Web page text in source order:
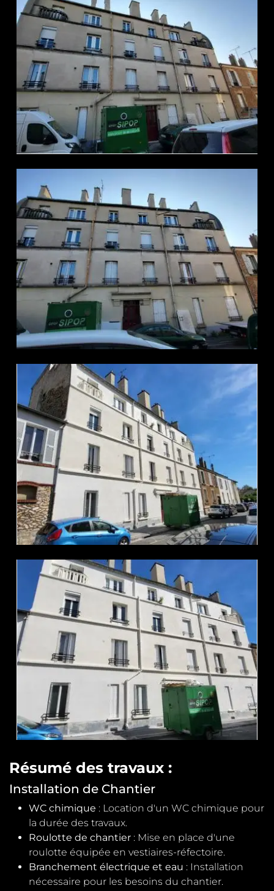
Résumé des travaux :
Installation de Chantier
WC chimique : Location d'un WC chimique pour
la durée des travaux.
Roulotte de chantier : Mise en place d'une
roulotte équipée en vestiaires-réfectoire.
Branchement électrique et eau : Installation
nécessaire pour les besoins du chantier.